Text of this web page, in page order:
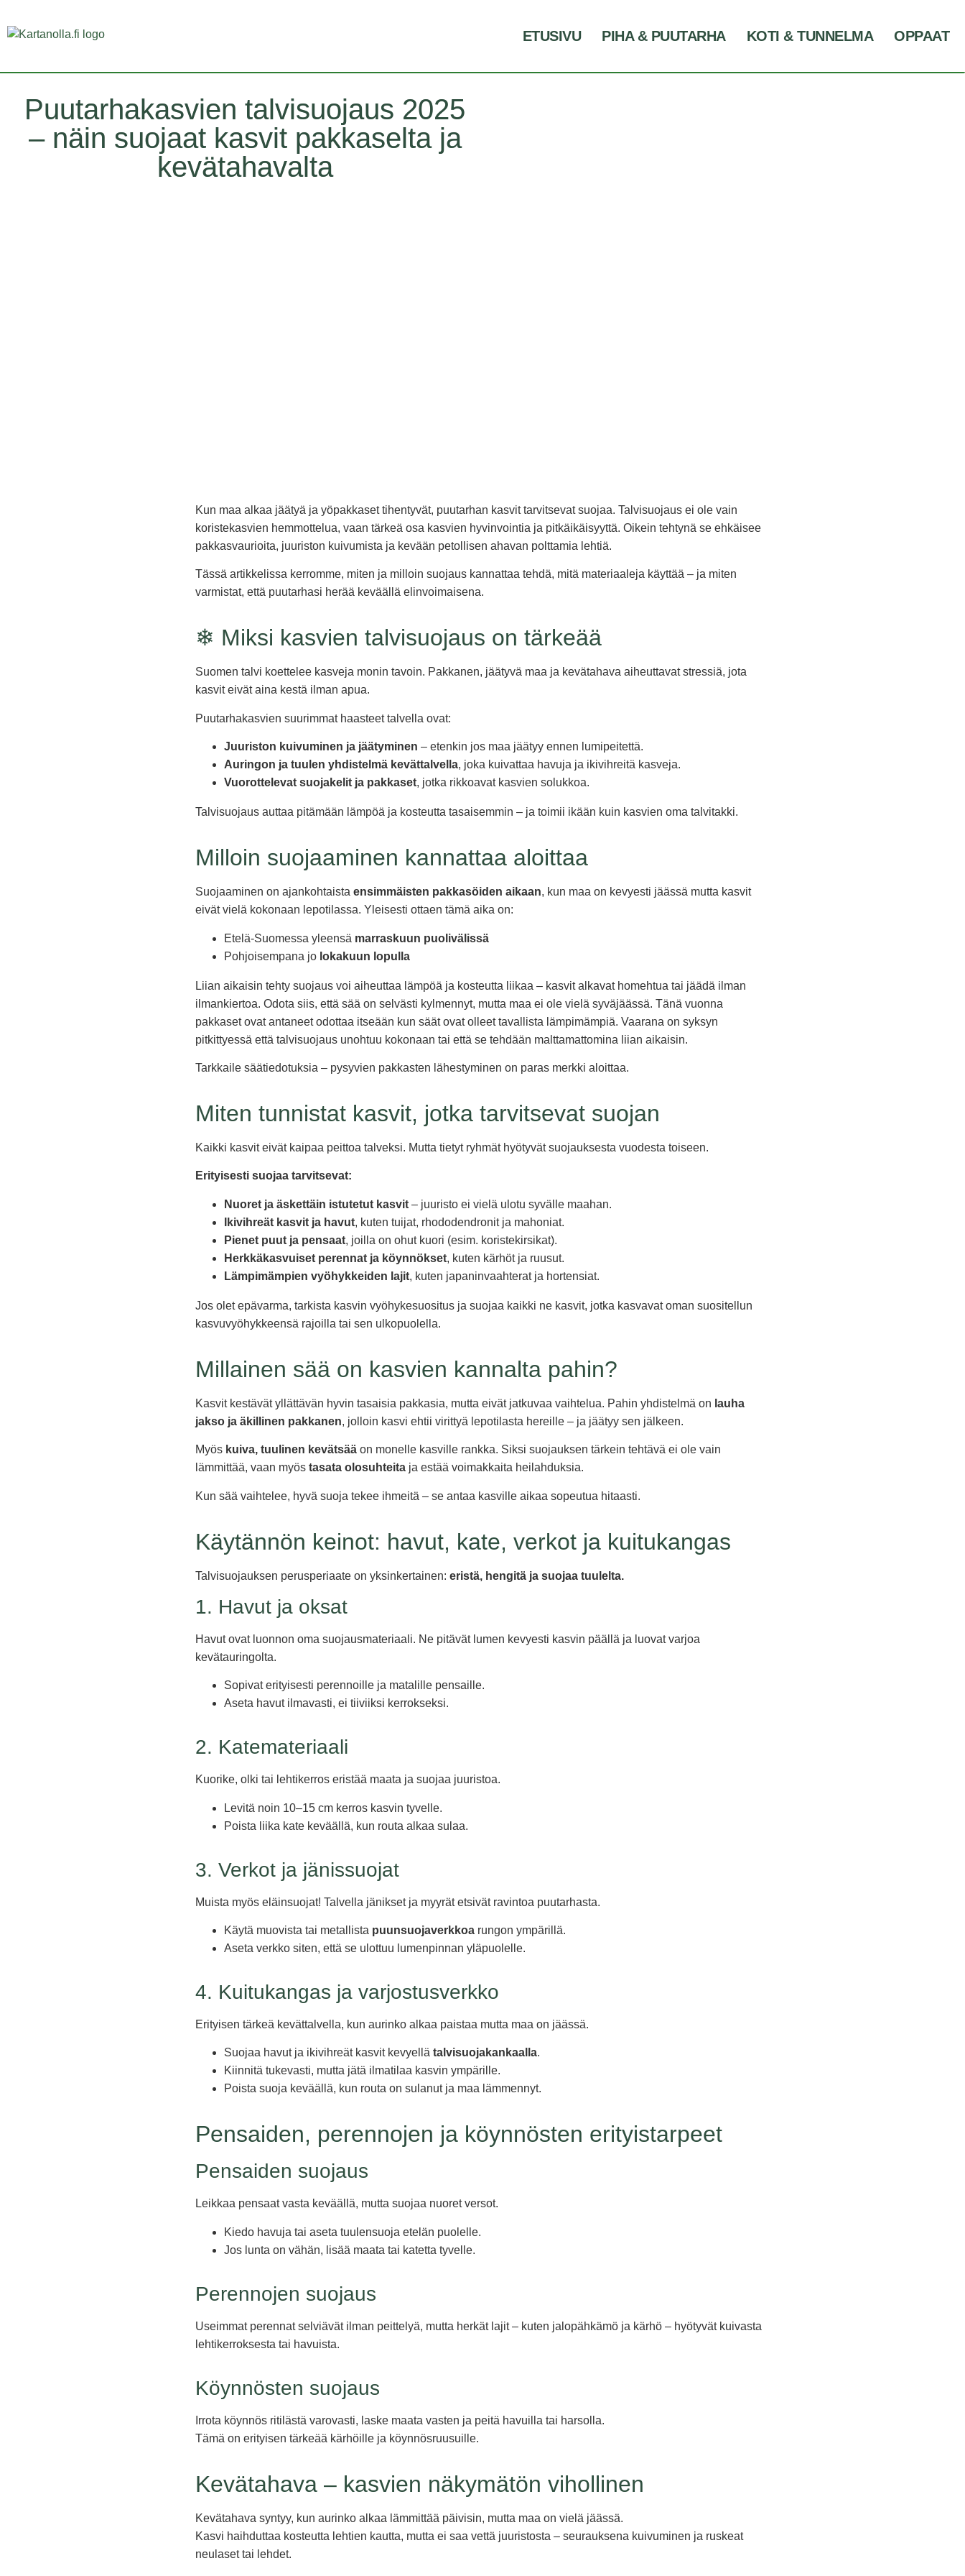
ETUSIVU PIHA & PUUTARHA KOTI & TUNNELMA OPPAAT
Puutarhakasvien talvisuojaus 2025
– näin suojaat kasvit pakkaselta ja
kevätahavalta
Kun maa alkaa jäätyä ja yöpakkaset tihentyvät, puutarhan kasvit tarvitsevat suojaa. Talvisuojaus ei ole vain
koristekasvien hemmottelua, vaan tärkeä osa kasvien hyvinvointia ja pitkäikäisyyttä. Oikein tehtynä se ehkäisee
pakkasvaurioita, juuriston kuivumista ja kevään petollisen ahavan polttamia lehtiä.
Tässä artikkelissa kerromme, miten ja milloin suojaus kannattaa tehdä, mitä materiaaleja käyttää – ja miten
varmistat, että puutarhasi herää keväällä elinvoimaisena.
❄ Miksi kasvien talvisuojaus on tärkeää
Suomen talvi koettelee kasveja monin tavoin. Pakkanen, jäätyvä maa ja kevätahava aiheuttavat stressiä, jota
kasvit eivät aina kestä ilman apua.
Puutarhakasvien suurimmat haasteet talvella ovat:
Juuriston kuivuminen ja jäätyminen – etenkin jos maa jäätyy ennen lumipeitettä.
Auringon ja tuulen yhdistelmä kevättalvella, joka kuivattaa havuja ja ikivihreitä kasveja.
Vuorottelevat suojakelit ja pakkaset, jotka rikkoavat kasvien solukkoa.
Talvisuojaus auttaa pitämään lämpöä ja kosteutta tasaisemmin – ja toimii ikään kuin kasvien oma talvitakki.
Milloin suojaaminen kannattaa aloittaa
Suojaaminen on ajankohtaista ensimmäisten pakkasöiden aikaan, kun maa on kevyesti jäässä mutta kasvit
eivät vielä kokonaan lepotilassa. Yleisesti ottaen tämä aika on:
Etelä-Suomessa yleensä marraskuun puolivälissä
Pohjoisempana jo lokakuun lopulla
Liian aikaisin tehty suojaus voi aiheuttaa lämpöä ja kosteutta liikaa – kasvit alkavat homehtua tai jäädä ilman
ilmankiertoa. Odota siis, että sää on selvästi kylmennyt, mutta maa ei ole vielä syväjäässä. Tänä vuonna
pakkaset ovat antaneet odottaa itseään kun säät ovat olleet tavallista lämpimämpiä. Vaarana on syksyn
pitkittyessä että talvisuojaus unohtuu kokonaan tai että se tehdään malttamattomina liian aikaisin.
Tarkkaile säätiedotuksia – pysyvien pakkasten lähestyminen on paras merkki aloittaa.
Miten tunnistat kasvit, jotka tarvitsevat suojan
Kaikki kasvit eivät kaipaa peittoa talveksi. Mutta tietyt ryhmät hyötyvät suojauksesta vuodesta toiseen.
Erityisesti suojaa tarvitsevat:
Nuoret ja äskettäin istutetut kasvit – juuristo ei vielä ulotu syvälle maahan.
Ikivihreät kasvit ja havut, kuten tuijat, rhododendronit ja mahoniat.
Pienet puut ja pensaat, joilla on ohut kuori (esim. koristekirsikat).
Herkkäkasvuiset perennat ja köynnökset, kuten kärhöt ja ruusut.
Lämpimämpien vyöhykkeiden lajit, kuten japaninvaahterat ja hortensiat.
Jos olet epävarma, tarkista kasvin vyöhykesuositus ja suojaa kaikki ne kasvit, jotka kasvavat oman suositellun
kasvuvyöhykkeensä rajoilla tai sen ulkopuolella.
Millainen sää on kasvien kannalta pahin?
Kasvit kestävät yllättävän hyvin tasaisia pakkasia, mutta eivät jatkuvaa vaihtelua. Pahin yhdistelmä on lauha
jakso ja äkillinen pakkanen, jolloin kasvi ehtii virittyä lepotilasta hereille – ja jäätyy sen jälkeen.
Myös kuiva, tuulinen kevätsää on monelle kasville rankka. Siksi suojauksen tärkein tehtävä ei ole vain
lämmittää, vaan myös tasata olosuhteita ja estää voimakkaita heilahduksia.
Kun sää vaihtelee, hyvä suoja tekee ihmeitä – se antaa kasville aikaa sopeutua hitaasti.
Käytännön keinot: havut, kate, verkot ja kuitukangas
Talvisuojauksen perusperiaate on yksinkertainen: eristä, hengitä ja suojaa tuulelta.
1. Havut ja oksat
Havut ovat luonnon oma suojausmateriaali. Ne pitävät lumen kevyesti kasvin päällä ja luovat varjoa
kevätauringolta.
Sopivat erityisesti perennoille ja matalille pensaille.
Aseta havut ilmavasti, ei tiiviiksi kerrokseksi.
2. Katemateriaali
Kuorike, olki tai lehtikerros eristää maata ja suojaa juuristoa.
Levitä noin 10–15 cm kerros kasvin tyvelle.
Poista liika kate keväällä, kun routa alkaa sulaa.
3. Verkot ja jänissuojat
Muista myös eläinsuojat! Talvella jänikset ja myyrät etsivät ravintoa puutarhasta.
Käytä muovista tai metallista puunsuojaverkkoa rungon ympärillä.
Aseta verkko siten, että se ulottuu lumenpinnan yläpuolelle.
4. Kuitukangas ja varjostusverkko
Erityisen tärkeä kevättalvella, kun aurinko alkaa paistaa mutta maa on jäässä.
Suojaa havut ja ikivihreät kasvit kevyellä talvisuojakankaalla.
Kiinnitä tukevasti, mutta jätä ilmatilaa kasvin ympärille.
Poista suoja keväällä, kun routa on sulanut ja maa lämmennyt.
Pensaiden, perennojen ja köynnösten erityistarpeet
Pensaiden suojaus
Leikkaa pensaat vasta keväällä, mutta suojaa nuoret versot.
Kiedo havuja tai aseta tuulensuoja etelän puolelle.
Jos lunta on vähän, lisää maata tai katetta tyvelle.
Perennojen suojaus
Useimmat perennat selviävät ilman peittelyä, mutta herkät lajit – kuten jalopähkämö ja kärhö – hyötyvät kuivasta
lehtikerroksesta tai havuista.
Köynnösten suojaus
Irrota köynnös ritilästä varovasti, laske maata vasten ja peitä havuilla tai harsolla.
Tämä on erityisen tärkeää kärhöille ja köynnösruusuille.
Kevätahava – kasvien näkymätön vihollinen
Kevätahava syntyy, kun aurinko alkaa lämmittää päivisin, mutta maa on vielä jäässä.
Kasvi haihduttaa kosteutta lehtien kautta, mutta ei saa vettä juuristosta – seurauksena kuivuminen ja ruskeat
neulaset tai lehdet.